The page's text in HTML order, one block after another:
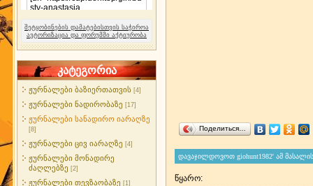
შეტყობინების დამატებისთვის საჭიროა
ავტორიზაცია და ფორუმში აქტიურობა
კატეგორია
ჟურნალები ბაზიერთათვის [4]
ჟურნალები ნადირობაზე [17]
ჟურნალები სანადირო იარაღზე
[8]
ჟურნალები ცივ იარაღზე [4]
ჟურნალები მონადირე
ძაღლებზე [2]
ჟურნალები თევზაობაზე [1]
Поделиться…
წყარო: